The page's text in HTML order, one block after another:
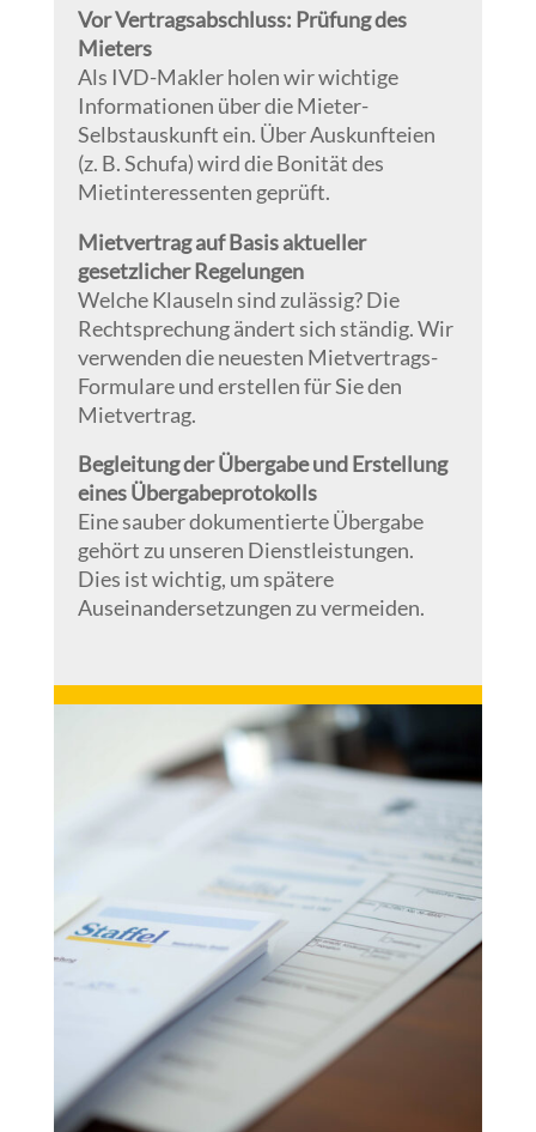
Vor Vertragsabschluss: Prüfung des
Mieters
Als IVD-Makler holen wir wichtige
Informationen über die Mieter-
Selbstauskunft ein. Über Auskunfteien
(z. B. Schufa) wird die Bonität des
Mietinteressenten geprüft.
Mietvertrag auf Basis aktueller
gesetzlicher Regelungen
Welche Klauseln sind zulässig? Die
Rechtsprechung ändert sich ständig. Wir
verwenden die neuesten Mietvertrags-
Formulare und erstellen für Sie den
Mietvertrag.
Begleitung der Übergabe und Erstellung
eines Übergabeprotokolls
Eine sauber dokumentierte Übergabe
gehört zu unseren Dienstleistungen.
Dies ist wichtig, um spätere
Auseinandersetzungen zu vermeiden.